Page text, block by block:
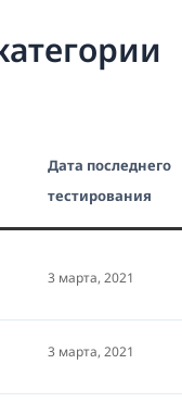
Дата последнего
тестирования
3 марта, 2021
3 марта, 2021